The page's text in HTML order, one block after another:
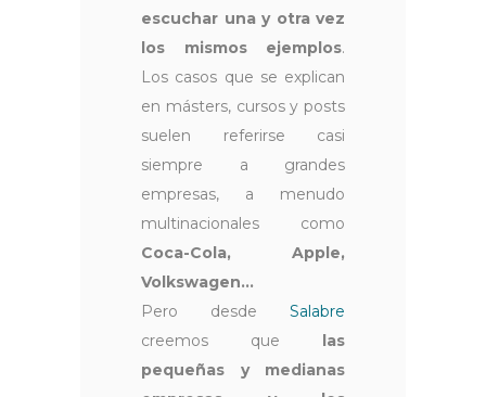
escuchar una y otra vez
los mismos ejemplos.
Los casos que se explican
en másters, cursos y posts
suelen referirse casi
siempre a grandes
empresas, a menudo
multinacionales como
Coca-Cola, Apple,
Volkswagen...
Pero desde Salabre
creemos que las
pequeñas y medianas